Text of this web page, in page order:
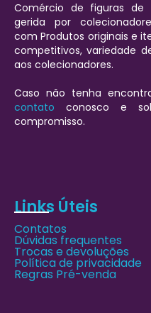
Comércio de figuras de
gerida por
com Produtos originais e
competitivos, variedade
aos colecionadores.
Caso não tenha
contato conosco e
compromisso.
Links Úteis
Contatos
Dúvidas frequentes
Trocas e devoluções
Política de privacidade
Regras Pré-venda